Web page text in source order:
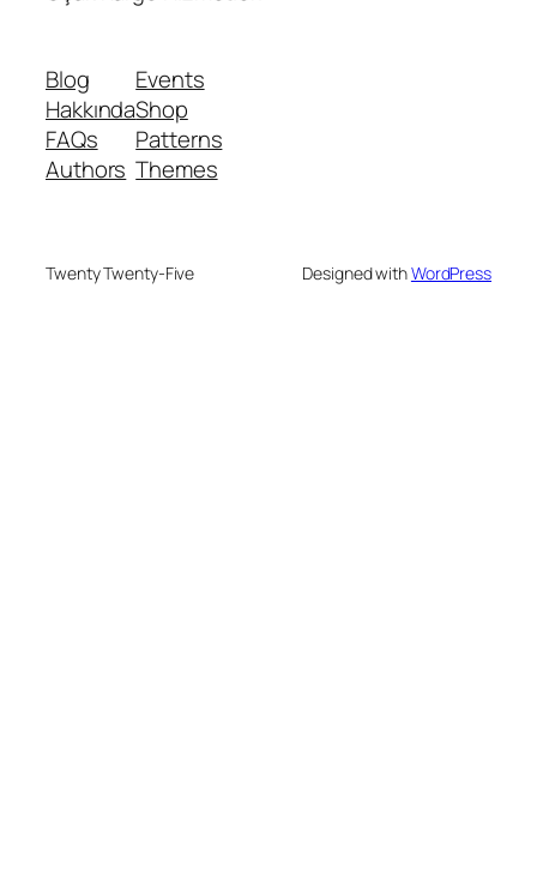
Blog
Hakkında
FAQs
Authors
Events
Shop
Patterns
Themes
Twenty Twenty-Five Designed withWordPress